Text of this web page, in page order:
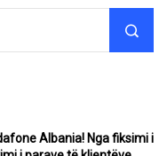
Albania! Nga fiksimi i